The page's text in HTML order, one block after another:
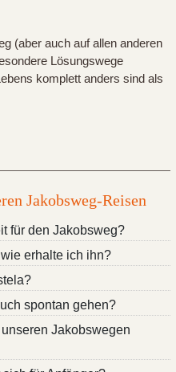
(aber auch auf allen anderen
Lösungswege
komplett anders sind als
Jakobsweg-Reisen
für den Jakobsweg?
erhalte ich ihn?
spontan gehen?
Jakobswegen